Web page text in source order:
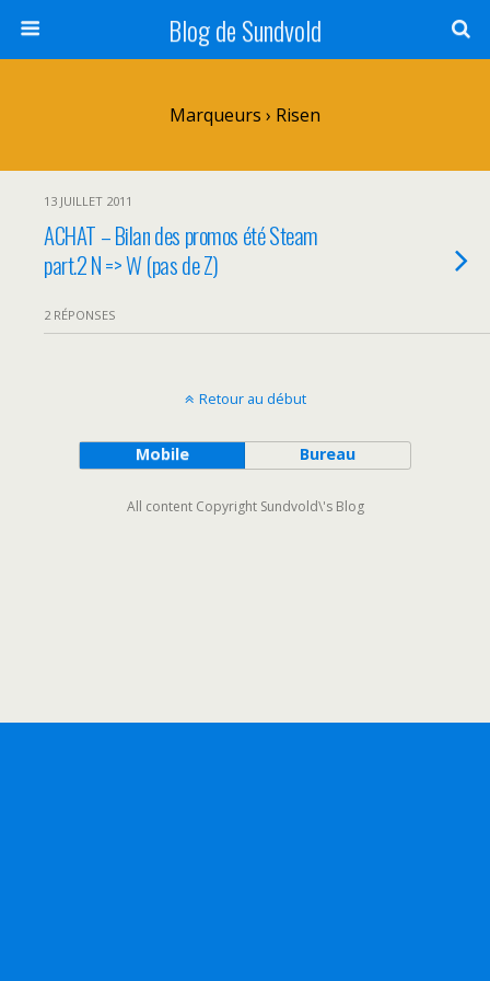
Blog de Sundvold
Marqueurs › Risen
13 JUILLET 2011
ACHAT – Bilan des promos été Steam
part.2 N => W (pas de Z)
2 RÉPONSES
Retour au début
Mobile Bureau
All content Copyright Sundvold\'s Blog